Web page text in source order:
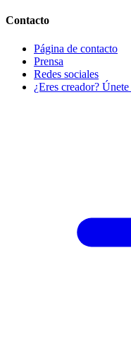
Contacto
Página de contacto
Prensa
Redes sociales
¿Eres creador?